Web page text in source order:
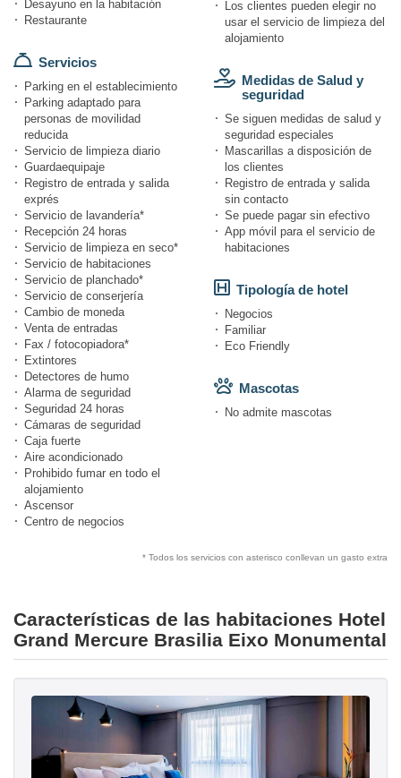
Desayuno en la habitación
Restaurante
Servicios
Parking en el establecimiento
Parking adaptado para
personas de movilidad
reducida
Servicio de limpieza diario
Guardaequipaje
Registro de entrada y salida
exprés
Servicio de lavandería*
Recepción 24 horas
Servicio de limpieza en seco*
Servicio de habitaciones
Servicio de planchado*
Servicio de conserjería
Cambio de moneda
Venta de entradas
Fax / fotocopiadora*
Extintores
Detectores de humo
Alarma de seguridad
Seguridad 24 horas
Cámaras de seguridad
Caja fuerte
Aire acondicionado
Prohibido fumar en todo el
alojamiento
Ascensor
Centro de negocios
Los clientes pueden elegir no
usar el servicio de limpieza del
alojamiento
Medidas de Salud y
seguridad
Se siguen medidas de salud y
seguridad especiales
Mascarillas a disposición de
los clientes
Registro de entrada y salida
sin contacto
Se puede pagar sin efectivo
App móvil para el servicio de
habitaciones
Tipología de hotel
Negocios
Familiar
Eco Friendly
Mascotas
No admite mascotas
* Todos los servicios con asterisco conllevan un gasto extra
Características de las habitaciones Hotel
Grand Mercure Brasilia Eixo Monumental